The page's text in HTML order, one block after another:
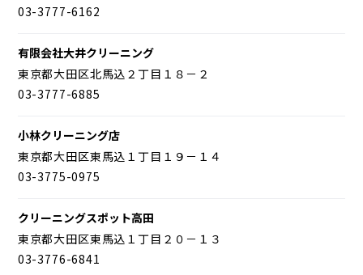
03-3777-6162
有限会社大井クリーニング
東京都大田区北馬込２丁目１８－２
03-3777-6885
小林クリーニング店
東京都大田区東馬込１丁目１９－１４
03-3775-0975
クリーニングスポット高田
東京都大田区東馬込１丁目２０－１３
03-3776-6841